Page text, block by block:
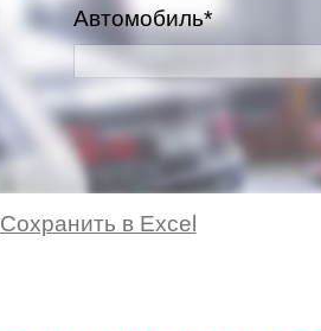
Автомобиль*
Сохранить в Excel